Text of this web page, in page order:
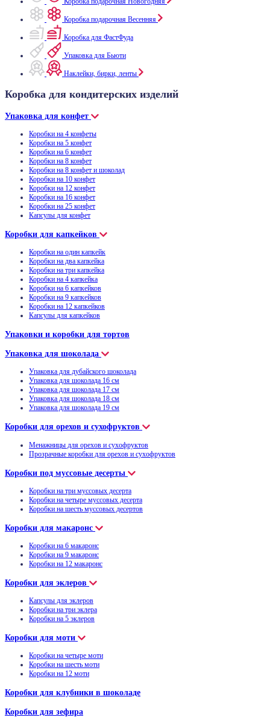
Коробка подарочная Весенняя
Коробка для ФастФуда
Упаковка для Бьюти
Наклейки, бирки, ленты
Коробка для кондитерских изделий
Упаковка для конфет
Коробки на 4 конфеты
Коробки на 5 конфет
Коробки на 6 конфет
Коробки на 8 конфет
Коробки на 8 конфет и шоколад
Коробки на 10 конфет
Коробки на 12 конфет
Коробки на 16 конфет
Коробки на 25 конфет
Капсулы для конфет
Коробки для капкейков
Коробки на один капкейк
Коробки на два капкейка
Коробки на три капкейка
Коробки на 4 капкейка
Коробки на 6 капкейков
Коробки на 9 капкейков
Коробки на 12 капкейков
Капсулы для капкейков
Упаковки и коробки для тортов
Упаковка для шоколада
Упаковка для дубайского шоколада
Упаковка для шоколада 16 см
Упаковка для шоколада 17 см
Упаковка для шоколада 18 см
Упаковка для шоколада 19 см
Коробки для орехов и сухофруктов
Менажницы для орехов и сухофруктов
Прозрачные коробки для орехов и сухофруктов
Коробки под муссовые десерты
Коробки на три муссовых десерта
Коробки на четыре муссовых десерта
Коробки на шесть муссовых десертов
Коробки для макаронс
Коробки на 6 макаронс
Коробки на 9 макаронс
Коробки на 12 макаронс
Коробки для эклеров
Капсулы для эклеров
Коробки на три эклера
Коробки на 5 эклеров
Коробки для моти
Коробки на четыре моти
Коробки на шесть моти
Коробки на 12 моти
Коробки для клубники в шоколаде
Коробки для зефира